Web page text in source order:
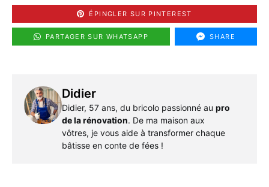
ÉPINGLER SUR PINTEREST
PARTAGER SUR WHATSAPP SHARE
Didier
Didier, 57 ans, du bricolo passionné au pro
de la rénovation. De ma maison aux
vôtres, je vous aide à transformer chaque
bâtisse en conte de fées !